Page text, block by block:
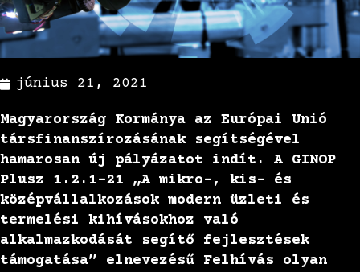
június 21, 2021
Magyarország Kormánya az Európai Unió
társfinanszírozásának segítségével
hamarosan új pályázatot indít. A GINOP
Plusz 1.2.1-21 „A mikro-, kis- és
középvállalkozások modern üzleti és
termelési kihívásokhoz való
alkalmazkodását segítő fejlesztések
támogatása” elnevezésű Felhívás olyan